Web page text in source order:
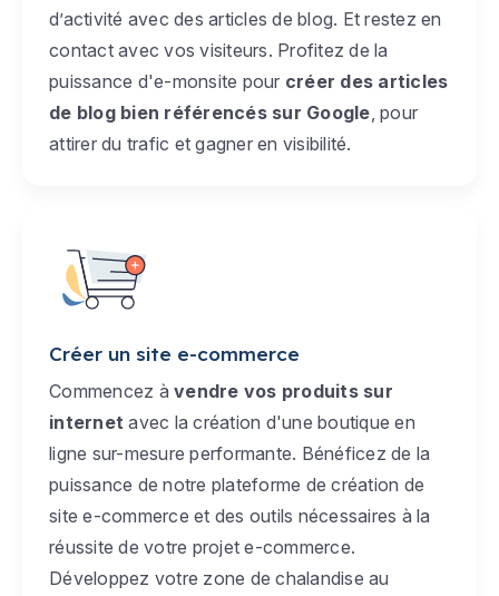
d’activité avec des articles de blog. Et restez en
contact avec vos visiteurs. Profitez de la
puissance d'e-monsite pour créer des articles
de blog bien référencés sur Google , pour
attirer du trafic et gagner en visibilité.
Créer un site e-commerce
Commencez à vendre vos produits sur
internet avec la création d'une boutique en
ligne sur-mesure performante. Bénéficez de la
puissance de notre plateforme de création de
site e-commerce et des outils nécessaires à la
réussite de votre projet e-commerce.
Développez votre zone de chalandise au